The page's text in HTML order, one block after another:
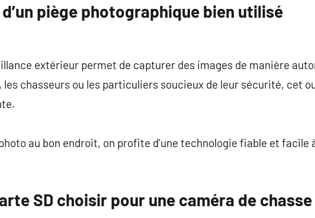
piège photographique bien utilisé
extérieur permet de capturer des images de manière
les chasseurs ou les particuliers soucieux de leur sécurité, cet
au bon endroit, on profite d’une technologie fiable et facile
SD choisir pour une caméra de chasse